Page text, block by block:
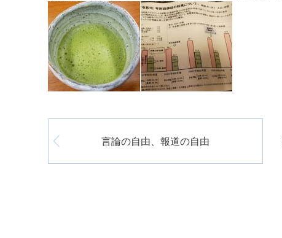
言論の自由、報道の自由